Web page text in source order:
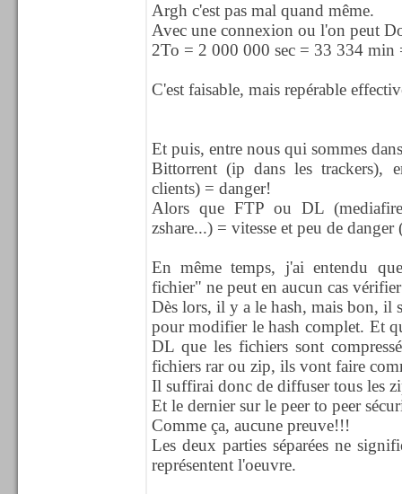
Argh c'est pas mal quand même.
Avec une connexion ou l'on peut
2To = 2 000 000 sec = 33 334 min
C'est faisable, mais repérable
Et puis, entre nous qui sommes
Bittorrent (ip dans les trackers),
clients) = danger!
Alors que FTP ou DL
zshare...) = vitesse et peu de danger
En même temps, j'ai entendu
fichier" ne peut en aucun cas
Dès lors, il y a le hash, mais bon,
pour modifier le hash complet. Et
DL que les fichiers sont
fichiers rar ou zip, ils vont faire
Il suffirai donc de diffuser tous les
Et le dernier sur le peer to peer
Comme ça, aucune preuve!!!
Les deux parties séparées ne
représentent l'oeuvre.